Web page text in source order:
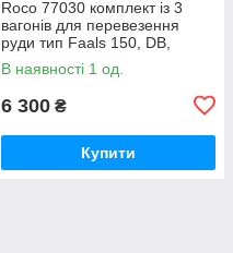
Roco 77030 комплект із 3
вагонів для перевезення
руди тип Faals 150, DB,
масштаб 1/87, Н0
В наявності 1 од.
6 300 ₴
Купити